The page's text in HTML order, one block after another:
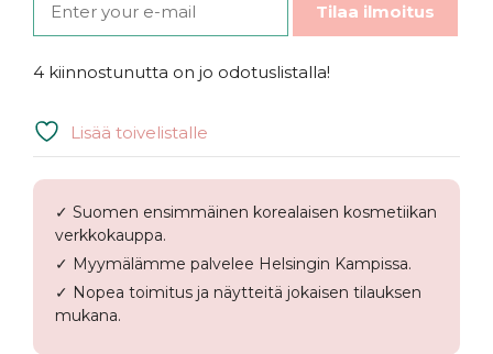
Tilaa ilmoitus
4 kiinnostunutta on jo odotuslistalla!
Lisää toivelistalle
✓ Suomen ensimmäinen korealaisen kosmetiikan
verkkokauppa.
✓ Myymälämme palvelee Helsingin Kampissa.
✓ Nopea toimitus ja näytteitä jokaisen tilauksen
mukana.